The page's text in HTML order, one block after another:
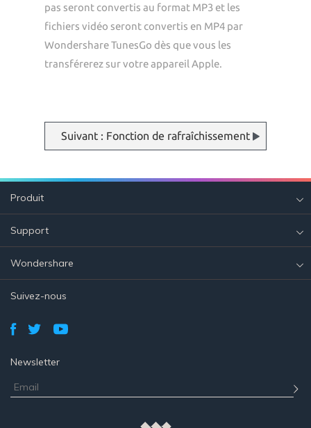
pas seront convertis au format MP3 et les
fichiers vidéo seront convertis en MP4 par
Wondershare TunesGo dès que vous les
transférerez sur votre appareil Apple.
Suivant : Fonction de rafraîchissement
Produit
Support
Wondershare
Suivez-nous
Newsletter